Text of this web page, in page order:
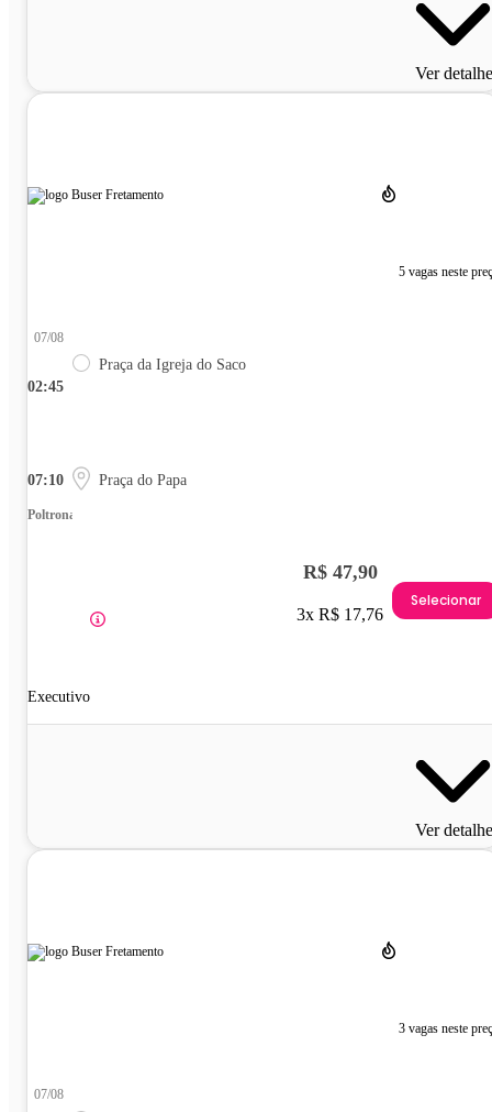
Ver
5 vagas neste
02:45
07/08
Praça da Igreja do Saco
07:10 Praça do Papa
Poltrona
Executivo
R$ 47,90
3x R$ 17,76
Selecionar
Ver
3 vagas neste
07/08